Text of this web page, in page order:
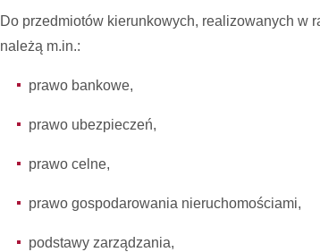
Do przedmiotów kierunkowych, realizowanych w
należą m.in.:
prawo bankowe,
prawo ubezpieczeń,
prawo celne,
prawo gospodarowania nieruchomościami,
podstawy zarządzania,